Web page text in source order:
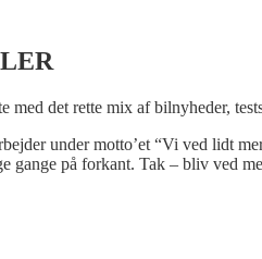
det rette mix af bilnyheder,
under motto’et “Vi ved lidt
gange på forkant. Tak – bliv ved